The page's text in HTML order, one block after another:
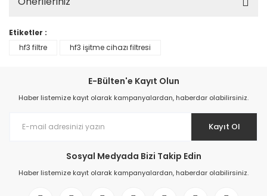
Etiketler :
hf3 filtre
hf3 işitme cihazı filtresi
E-Bülten'e Kayıt Olun
Haber listemize kayıt olarak kampanyalardan, haberdar olabilirsiniz.
Kayıt Ol
Sosyal Medyada Bizi Takip Edin
Haber listemize kayıt olarak kampanyalardan, haberdar olabilirsiniz.